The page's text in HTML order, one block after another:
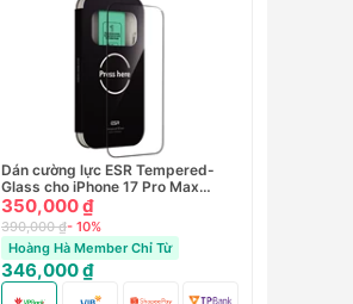
Dán cường lực ESR Tempered-
Glass cho iPhone 17 Pro Max
1D880
350,000 ₫
390,000 ₫- 10%
Hoàng Hà Member Chỉ Từ
346,000 ₫